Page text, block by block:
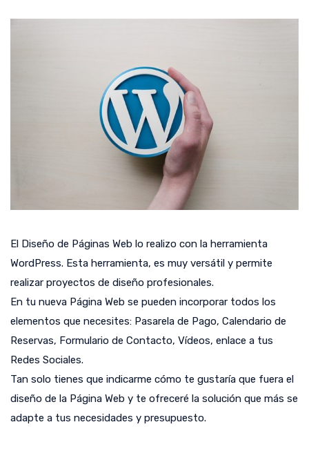
El Diseño de Páginas Web lo realizo con la herramienta
WordPress. Esta herramienta, es muy versátil y permite
realizar proyectos de diseño profesionales.
En tu nueva Página Web se pueden incorporar todos los
elementos que necesites: Pasarela de Pago, Calendario de
Reservas, Formulario de Contacto, Vídeos, enlace a tus
Redes Sociales.
Tan solo tienes que indicarme cómo te gustaría que fuera el
diseño de la Página Web y te ofreceré la solución que más se
adapte a tus necesidades y presupuesto.